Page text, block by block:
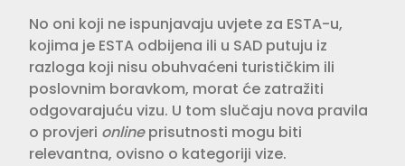
No oni koji ne ispunjavaju uvjete za ESTA-u,
kojima je ESTA odbijena ili u SAD putuju iz
razloga koji nisu obuhvaćeni turističkim ili
poslovnim boravkom, morat će zatražiti
odgovarajuću vizu. U tom slučaju nova pravila
o provjeri onlineprisutnosti mogu biti
relevantna, ovisno o kategoriji vize.